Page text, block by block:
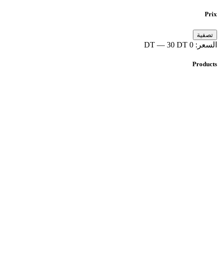
Prix
تصفية
السعر: 0 DT
— 30 DT
Products